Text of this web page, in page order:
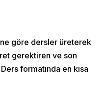
göre dersler üreterek
gerektiren ve son
formatında en kısa